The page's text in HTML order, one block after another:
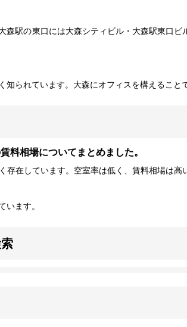
森駅の東口には大森シティビル・大森駅東口
られています。大森にオフィスを構えること
料相場についてまとめました。
在しています。空室率は低く、賃料相場は
ます。